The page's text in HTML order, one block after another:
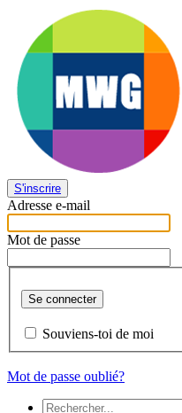
S'inscrire
Adresse e-mail
Mot de passe
Se connecter
Souviens-toi de moi
Mot de passe oublié?